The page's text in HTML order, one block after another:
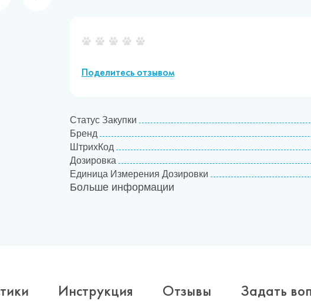
Поделитесь отзывом
Статус Закупки
Бренд
ШтрихКод
Дозировка
Единица Измерения Дозировки
Товарная категория
Больше информации
Инструкция Отзывы Задать